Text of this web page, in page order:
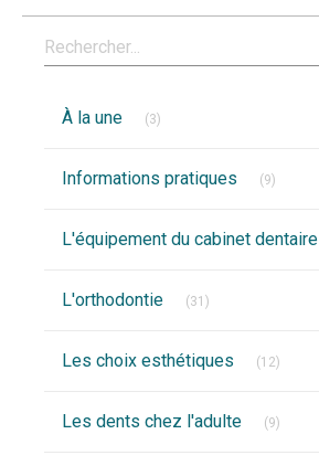
Rechercher
À la une (3)
Informations pratiques (9)
L'équipement du cabinet dentaire
L'orthodontie (31)
Les choix esthétiques (12)
Les dents chez l'adulte (9)